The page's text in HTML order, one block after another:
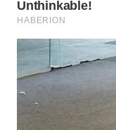
BINJAI
WN
CIREBON
WN
INDRAMAYU